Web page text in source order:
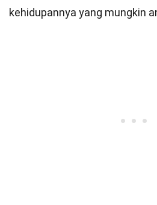
kehidupannya yang mungkin